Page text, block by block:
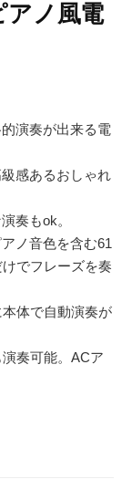
ノ風電
演奏が出来る電
感あるおしゃれ
奏もok。
ノ音色を含む61
でフレーズを奏
体で自動演奏が
奏可能。ACア